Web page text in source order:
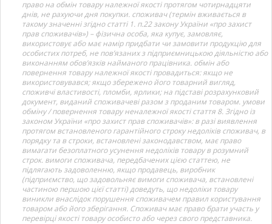
право на обмін товару належної якості протягом чотирнадцяти
днів, не рахуючи дня покупки. споживач (термін вживається в
такому значенні згідно статті 1. п.22 закону України «про захист
прав споживачів») – фізична особа, яка купує, замовляє,
використовує або має намір придбати чи замовити продукцію для
особистих потреб, не пов’язаних з підприємницькою діяльністю або
виконанням обов’язків найманого працівника. обмін або
повернення товару належної якості провадиться: якщо не
використовувався; якщо збережено його товарний вигляд,
споживчі властивості, пломби, ярлики; на підставі розрахунковий
документ, виданий споживачеві разом з проданим товаром. умови
обміну / повернення товару неналежної якості стаття 8. Згідно із
законом України «про захист прав споживачів»: в разі виявлення
протягом встановленого гарантійного строку недоліків споживач, в
порядку та в строки, встановлені законодавством, має право
вимагати безоплатного усунення недоліків товару в розумний
строк. вимоги споживача, передбачених цією статтею, не
підлягають задоволенню, якщо продавець, виробник
(підприємство, що задовольняє вимоги споживача, встановлені
частиною першою цієї статті) доведуть, що недоліки товару
виникли внаслідок порушення споживачем правил користування
товаром або його зберігання. Споживач має право брати участь у
перевірці якості товару особисто або через свого представника.